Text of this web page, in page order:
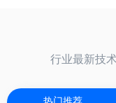
行业最新技
热门推荐